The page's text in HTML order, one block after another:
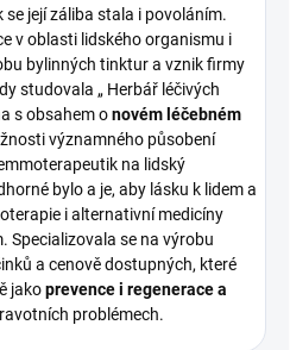
její záliba stala i povoláním.
v oblasti lidského organismu i
bylinných tinktur a vznik firmy
studovala „ Herbář léčivých
s obsahem onovém léčebném
významného působení
na lidský
bylo a je, aby lásku k lidem a
i alternativní medicíny
Specializovala se na výrobu
a cenově dostupných, které
jakoprevence i regenerace a
problémech.